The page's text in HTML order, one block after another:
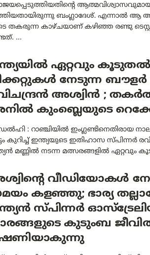
ബംഗ്ലാദേശ്. എന്നാൽ ആ
തകരുന്ന കാഴ്ചയാണ് കഴിഞ്ഞ രണ്ടു
...
ഏറ്റവും കൂടുതൽ
നേടുന്ന
അശ്വിൻ ;
കുംബ്ലെയുടെ
: റാഞ്ചിയിൽ ഇംഗ്ലണ്ടിനെതിരായ
കുറിച്ച് ഇന്ത്യയുടെ ഇതിഹാസ സ്പിന്നർ
മണ്ണിൽ നടന്ന മത്സരങ്ങളിൽ ഏറ്റവും
വീഡിയോകൾ
കളഞ്ഞു; ഭാര്യ
സ്പിന്നർ
കുടുംബ